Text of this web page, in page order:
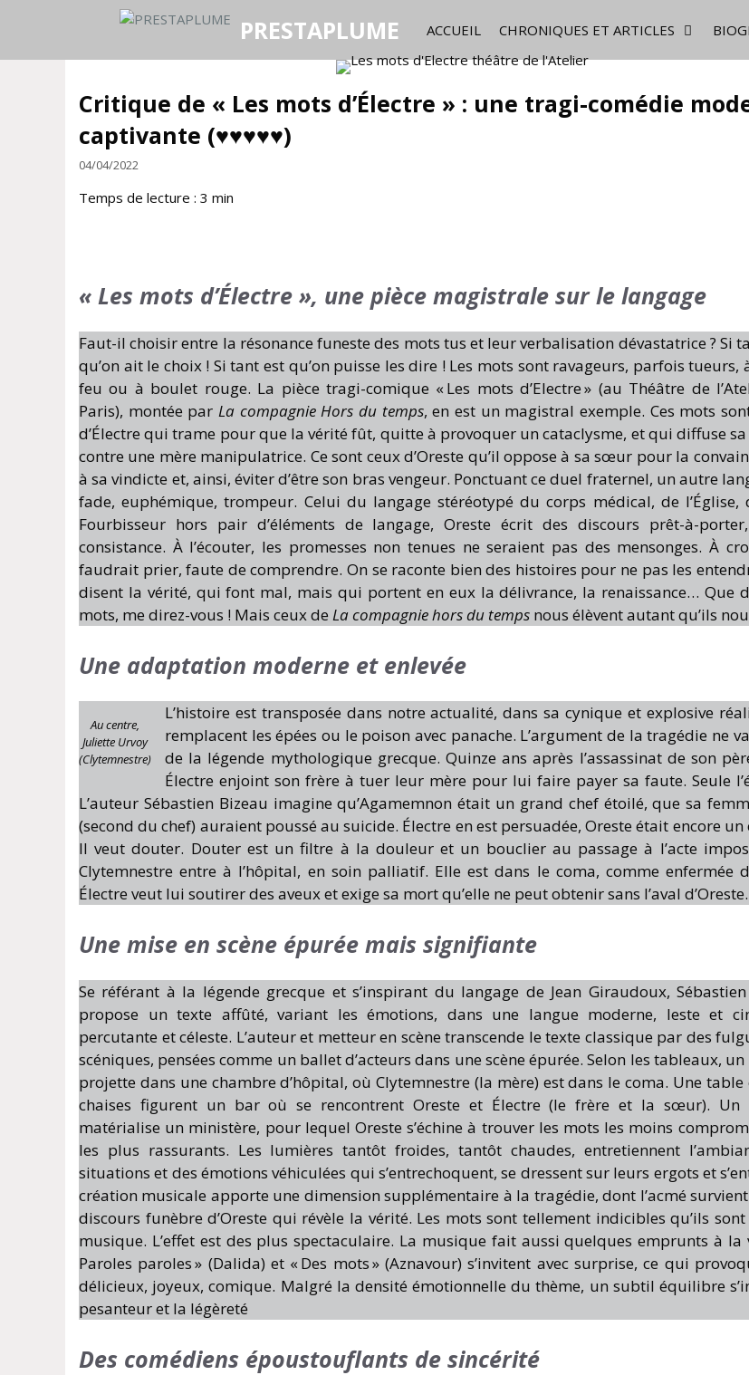
PRESTAPLUME ACCUEIL CHRONIQUES ET ARTICLES
Critique de « Les mots d’Électre » : une tragi-comédie
captivante (♥♥♥♥♥)
04/04/2022
Temps de lecture : 3 min
« Les mots d’Électre », une pièce magistrale sur le langage
Faut-il choisir entre la résonance funeste des mots tus et leur verbalisation dévastatrice ? Si
qu’on ait le choix ! Si tant est qu’on puisse les dire ! Les mots sont ravageurs, parfois tueurs,
feu ou à boulet rouge. La pièce tragi-comique « Les mots d’Electre » (au Théâtre de
Paris), montée par La compagnie Hors du temps, en est un magistral exemple. Ces mots
d’Électre qui trame pour que la vérité fût, quitte à provoquer un cataclysme, et qui diffuse sa
contre une mère manipulatrice. Ce sont ceux d’Oreste qu’il oppose à sa sœur pour la
à sa vindicte et, ainsi, éviter d’être son bras vengeur. Ponctuant ce duel fraternel, un autre
fade, euphémique, trompeur. Celui du langage stéréotypé du corps médical, de
Fourbisseur hors pair d’éléments de langage, Oreste écrit des discours prêt-à-
consistance. À l’écouter, les promesses non tenues ne seraient pas des mensonges. À
faudrait prier, faute de comprendre. On se raconte bien des histoires pour ne pas les
disent la vérité, qui font mal, mais qui portent en eux la délivrance, la renaissance… Que
mots, me direz-vous ! Mais ceux de La compagnie hors du temps nous élèvent autant qu’ils
Une adaptation moderne et enlevée
Au centre,
Juliette Urvoy
(Clytemnestre)
L’histoire est transposée dans notre actualité, dans sa cynique et explosive
remplacent les épées ou le poison avec panache. L’argument de la tragédie ne
de la légende mythologique grecque. Quinze ans après l’assassinat de son
Électre enjoint son frère à tuer leur mère pour lui faire payer sa faute. Seule
L’auteur Sébastien Bizeau imagine qu’Agamemnon était un grand chef étoilé, que sa
(second du chef) auraient poussé au suicide. Électre en est persuadée, Oreste était encore
Il veut douter. Douter est un filtre à la douleur et un bouclier au passage à l’acte
Clytemnestre entre à l’hôpital, en soin palliatif. Elle est dans le coma, comme enfermée
Électre veut lui soutirer des aveux et exige sa mort qu’elle ne peut obtenir sans l’aval d’Oreste.
Une mise en scène épurée mais signifiante
Se référant à la légende grecque et s’inspirant du langage de Jean Giraudoux,
propose un texte affûté, variant les émotions, dans une langue moderne, leste et
percutante et céleste. L’auteur et metteur en scène transcende le texte classique par des
scéniques, pensées comme un ballet d’acteurs dans une scène épurée. Selon les tableaux,
projette dans une chambre d’hôpital, où Clytemnestre (la mère) est dans le coma. Une
chaises figurent un bar où se rencontrent Oreste et Électre (le frère et la sœur). Un
matérialise un ministère, pour lequel Oreste s’échine à trouver les mots les moins
les plus rassurants. Les lumières tantôt froides, tantôt chaudes, entretiennent
situations et des émotions véhiculées qui s’entrechoquent, se dressent sur leurs ergots et
création musicale apporte une dimension supplémentaire à la tragédie, dont l’acmé
discours funèbre d’Oreste qui révèle la vérité. Les mots sont tellement indicibles qu’ils
musique. L’effet est des plus spectaculaire. La musique fait aussi quelques emprunts à la
Paroles paroles » (Dalida) et « Des mots » (Aznavour) s’invitent avec surprise, ce qui
délicieux, joyeux, comique. Malgré la densité émotionnelle du thème, un subtil équilibre
pesanteur et la légèreté
Des comédiens époustouflants de sincérité